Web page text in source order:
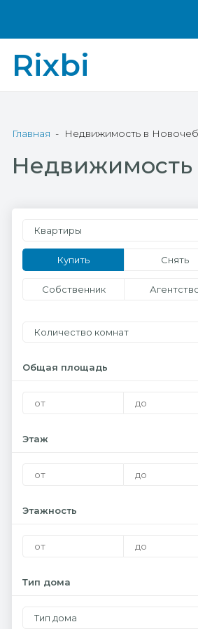
Rixbi
Главная Недвижимость в
Недвижимость
Квартиры
Купить Снять
Собственник
Количество комнат
Общая площадь
Этаж
Этажность
Тип дома
Тип дома